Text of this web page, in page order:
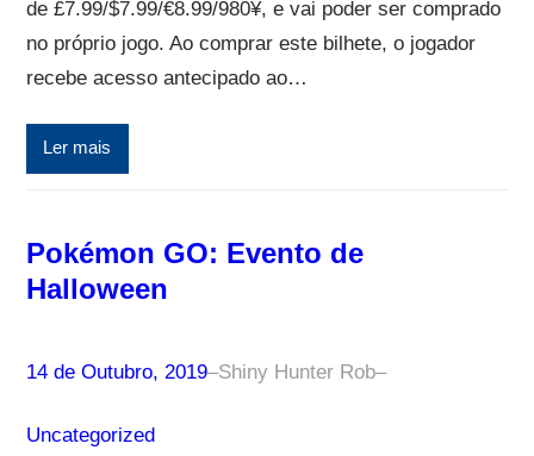
de £7.99/$7.99/€8.99/980¥, e vai poder ser comprado
no próprio jogo. Ao comprar este bilhete, o jogador
recebe acesso antecipado ao…
Ler mais
Pokémon GO: Evento de
Halloween
14 de Outubro, 2019–Shiny Hunter Rob–
Uncategorized